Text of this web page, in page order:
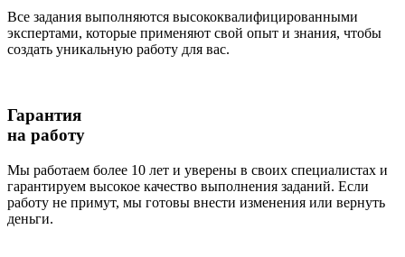
Все задания выполняются высококвалифицированными
экспертами, которые применяют свой опыт и знания, чтобы
создать уникальную работу для вас.
Гарантия
на работу
Мы работаем более 10 лет и уверены в своих специалистах и
гарантируем высокое качество выполнения заданий. Если
работу не примут, мы готовы внести изменения или вернуть
деньги.